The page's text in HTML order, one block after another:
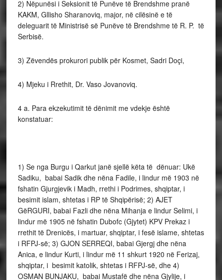
2) Nëpunësi i Seksionit të Punëve të Brendshme pranë
KAKM, Gllisho Sharanoviq, major, në cilësinë e të
deleguarit të Ministrisë së Punëve të Brendshme të R. P. të
Serbisë.
3) Zëvendës prokurori publik për Kosmet, Sadri Doçi,
4) Mjeku i Rrethit, Dr. Vaso Jovanoviq.
4 a. Para ekzekutimit të dënimit me vdekje është
konstatuar:
1) Se nga Burgu i Qarkut janë sjellë këta të dënuar: Ukë
Sadiku, babai Sadik dhe nëna Fadile, i lindur më 1903 në
fshatin Gjurgjevik i Madh, rrethi i Podrimes, shqiptar, i
besimit islam, shtetas i RP të Shqipërisë; 2) AJET
GëRGURI, babai Fazli dhe nëna Mihanja e lindur Selimi, i
lindur më 1905 në fshatin Dubofc (Gjytet) KPV Prekaz i
rrethit të Drenicës, i martuar, shqiptar, i fesë islame, shtetas
i RFPJ-së; 3) GJON SERREQI, babai Gjergj dhe nëna
Anica, e lindur Kurti, i lindur më 11 shkurt 1920 në Ferizaj,
shqiptar, i besimit katolik, shtetas i RFPJ-së, dhe 4)
OSMAN BUNJAKU, babai Mustafë dhe nëna Gjylije, i